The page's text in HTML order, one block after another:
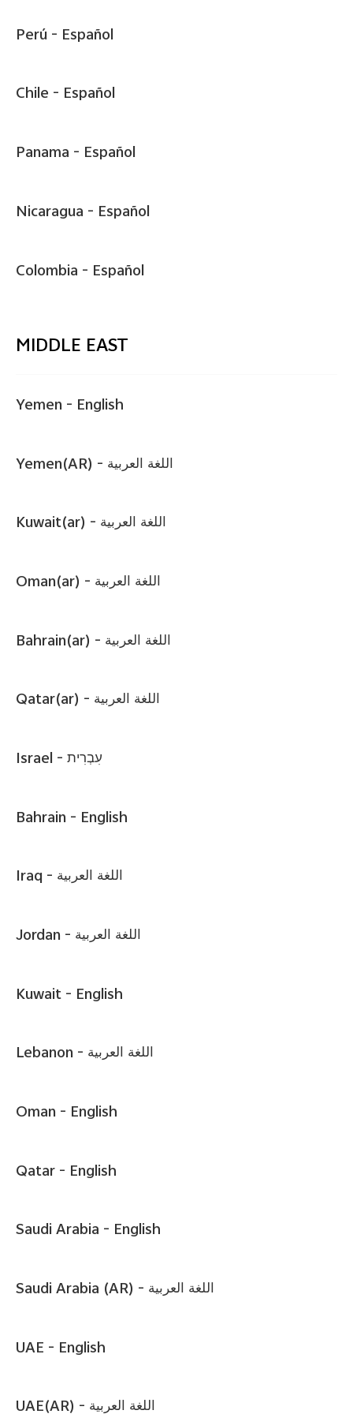
Perú - Español
Chile - Español
Panama - Español
Nicaragua - Español
Colombia - Español
MIDDLE EAST
Yemen - English
Yemen(AR) - اللغة العربية
Kuwait(ar) - اللغة العربية
Oman(ar) - اللغة العربية
Bahrain(ar) - اللغة العربية
Qatar(ar) - اللغة العربية
Israel - עִבְרִית
Bahrain - English
Iraq - اللغة العربية
Jordan - اللغة العربية
Kuwait - English
Lebanon - اللغة العربية
Oman - English
Qatar - English
Saudi Arabia - English
Saudi Arabia (AR) - اللغة العربية
UAE - English
UAE(AR) - اللغة العربية